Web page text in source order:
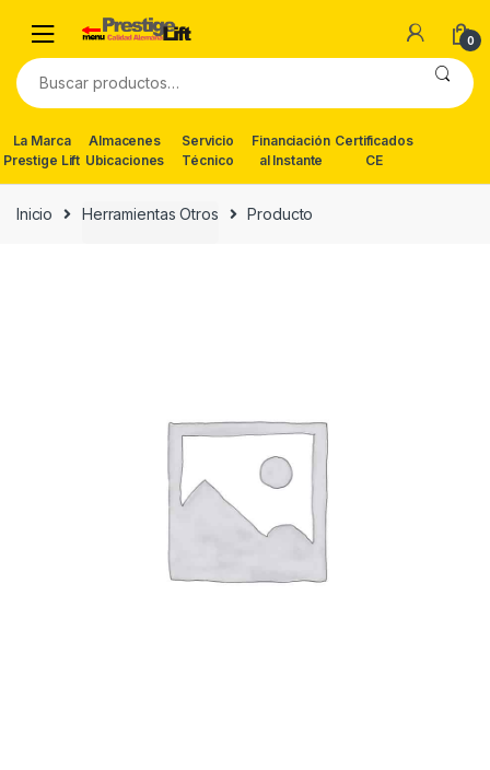
navigation
content
0
Buscar
por:
La Marca
Prestige Lift
Almacenes
Ubicaciones
Servicio
Técnico
Financiación
al Instante
Certificados
CE
Inicio Herramientas Otros Producto